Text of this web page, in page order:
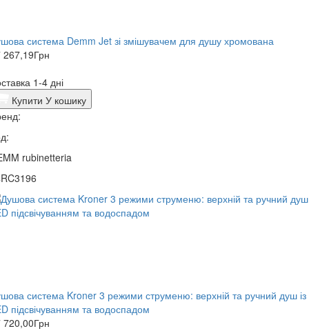
система Demm Jet зі змішувачем для душу хромована
267,19Грн
1-4 дні
Купити У кошику
rubinetteria
система Kroner 3 режими струменю: верхній та ручний душ із
підсвічуванням та водоспадом
720,00Грн